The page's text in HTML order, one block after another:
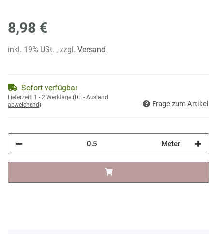
8,98 €
inkl. 19% USt. , zzgl. Versand
Sofort verfügbar
Lieferzeit: 1 - 2 Werktage (DE - Ausland
abweichend)
Frage zum Artikel
Meter